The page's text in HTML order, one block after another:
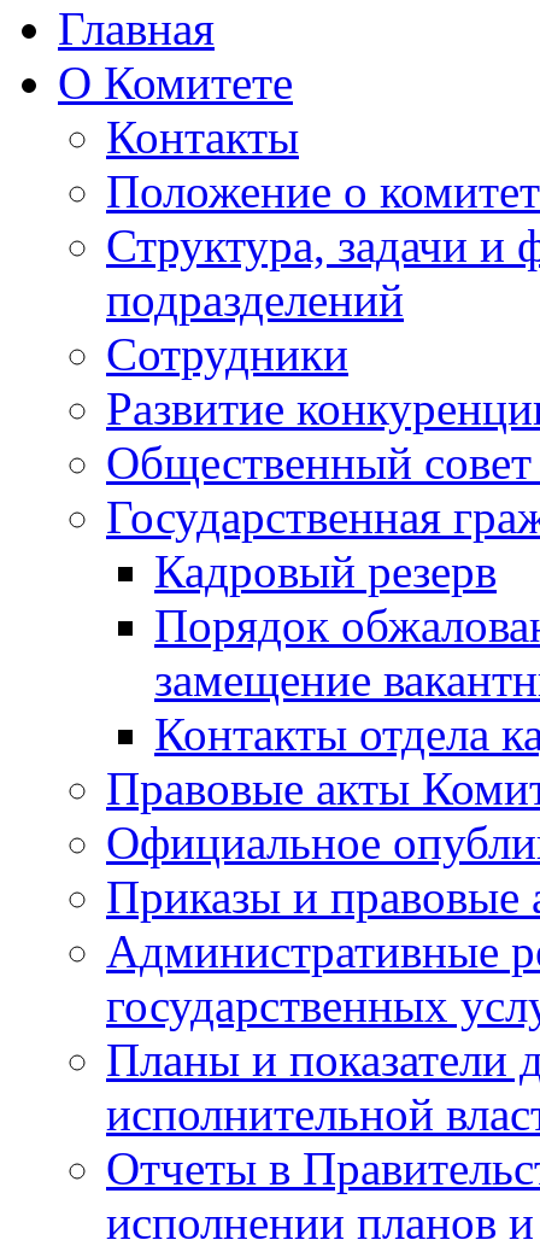
Главная
О Комитете
Контакты
Положение о
Структура, задачи и
подразделений
Сотрудники
Развитие
Общественный совет
Государственная
Кадровый резерв
Порядок
замещение
Контакты отдела
Правовые акты
Официальное
Приказы и правовые
Административные
государственных
Планы и показатели
исполнительной
Отчеты в
исполнении планов и